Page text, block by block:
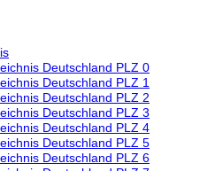
Deutschland PLZ 0
Deutschland PLZ 1
Deutschland PLZ 2
Deutschland PLZ 3
Deutschland PLZ 4
Deutschland PLZ 5
Deutschland PLZ 6